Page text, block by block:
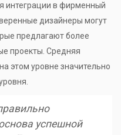
интеграции в фирменный
дизайнеры могут
предлагают более
проекты. Средняя
на этом уровне значительно
успешной